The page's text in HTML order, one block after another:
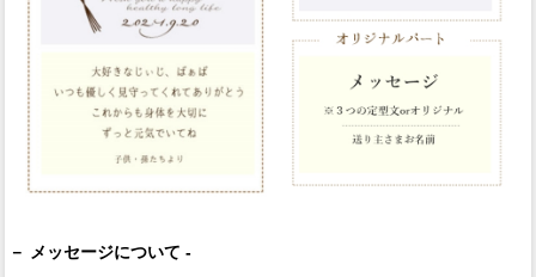
－ メッセージについて -